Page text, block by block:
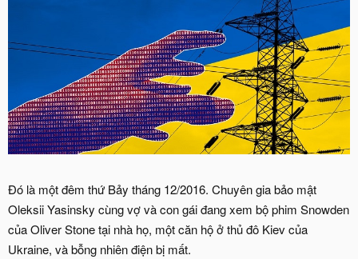
Đó là một đêm thứ Bảy tháng 12/2016. Chuyên gia bảo mật
Oleksii Yasinsky cùng vợ và con gái đang xem bộ phim Snowden
của Oliver Stone tại nhà họ, một căn hộ ở thủ đô Kiev của
Ukraine, và bỗng nhiên điện bị mất.